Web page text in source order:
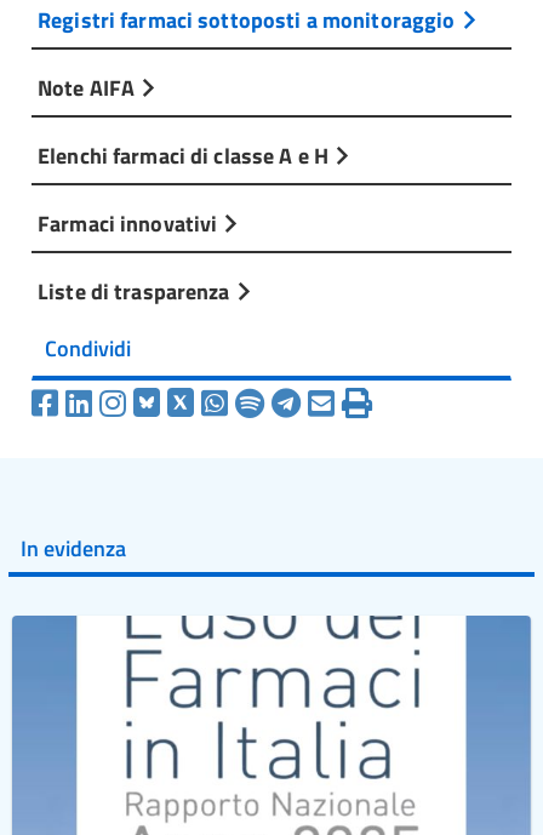
Registri farmaci sottoposti a monitoraggio
Note AIFA
Elenchi farmaci di classe A e H
Farmaci innovativi
Liste di trasparenza
Condividi
In evidenza